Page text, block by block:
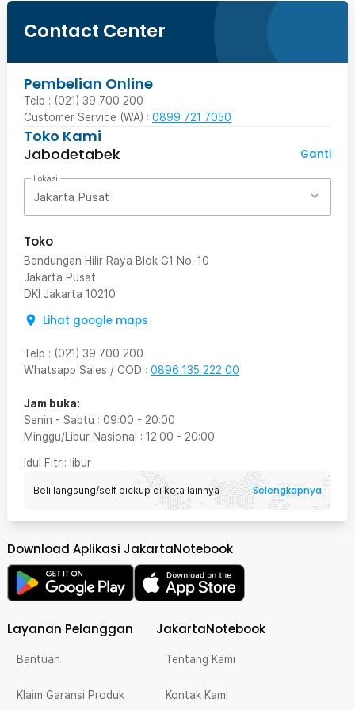
Music Control
Arloji pintar ini didukung dengan koneksi bluetooth 4.0 yang
memungkinkan untuk dapat terkoneksi dengan berbagai perangkat
wireless bluetooth yang Anda miliki seperti headset bluetooth
ataupun smartphone sehingga Anda dapat menyetel lagu dari
smartwatch dan langsung didengarkan lewat earphone atau
headset bluetooth Anda.
Heart Rate Monitor and Sleep Monitor
memungkinkan deteksi jantung dengan lebih akurat sehingga Anda
dapat selalu memonitoring detak jantung Anda saat berolahraga
tidur Anda setiap hari.
Contact Center
Pembelian Online
Telp : (021) 39 700 200
Customer Service (WA) : 0899 721 7050
Toko Kami
Jabodetabek
Ganti
Lokasi
Jakarta Pusat
Toko
Bendungan Hilir Raya Blok G1 No. 10
Jakarta Pusat
DKI Jakarta 10210
Lihat google maps
Telp : (021) 39 700 200
Whatsapp Sales / COD : 0896 135 222 00
Jam buka:
Senin - Sabtu : 09:00 - 20:00
Minggu/Libur Nasional : 12:00 - 20:00
Idul Fitri: libur
Beli langsung/self pickup di kota lainnya Selengkapnya
Download Aplikasi JakartaNotebook
Layanan Pelanggan
Bantuan
Klaim Garansi Produk
JakartaNotebook
Tentang Kami
Kontak Kami